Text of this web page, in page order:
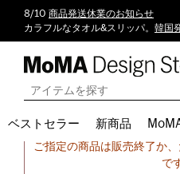
8/10 商品発送休業のお知らせ
カラフルなタオル&スリッパ。 韓国
ベストセラー 新商品申し訳ござ
ご指定の商品は販売終了か
で